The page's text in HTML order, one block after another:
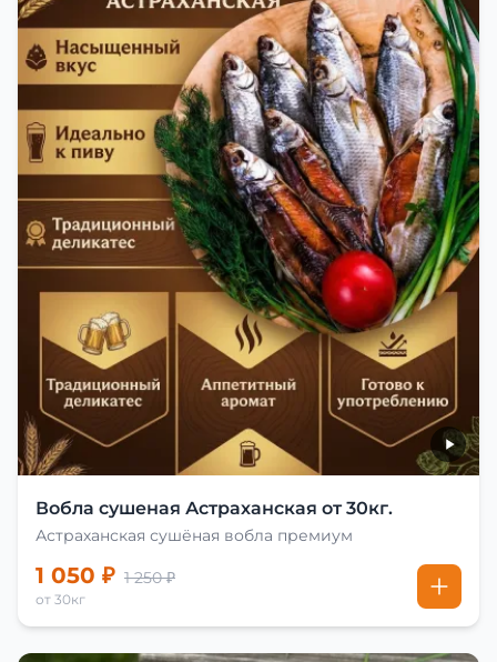
Вобла сушеная Астраханская от 30кг.
Астраханская сушёная вобла премиум
1 050 ₽ 1 250 ₽
от 30кг